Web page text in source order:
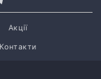
Акції
Контакти